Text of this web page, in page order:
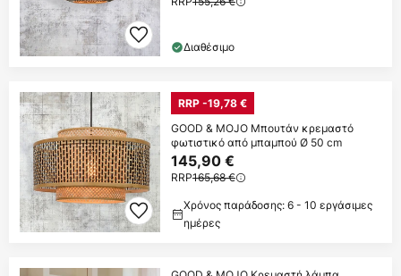
Διαθέσιμο
RRP -19,78 €
GOOD & MOJO Μπουτάν κρεμαστό
φωτιστικό από μπαμπού Ø 50 cm
145,90 €
RRP165,68 €
Χρόνος παράδοσης: 6 - 10 εργάσιμες
ημέρες